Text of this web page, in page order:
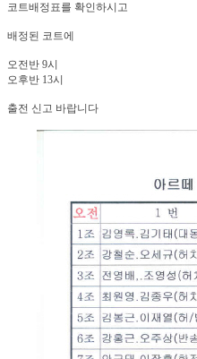
코트배정표를 확인하시고
배정된 코트에
오전반 9시
오후반 13시
출전 신고 바랍니다